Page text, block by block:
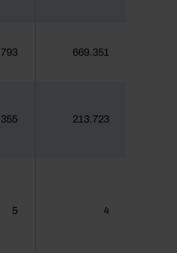
793 669.351
355 213.723
5 4